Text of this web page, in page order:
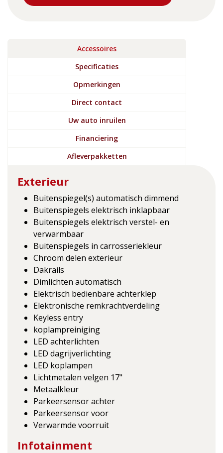
Accessoires
Specificaties
Opmerkingen
Direct contact
Uw auto inruilen
Financiering
Afleverpakketten
Exterieur
Buitenspiegel(s) automatisch dimmend
Buitenspiegels elektrisch inklapbaar
Buitenspiegels elektrisch verstel- en
verwarmbaar
Buitenspiegels in carrosseriekleur
Chroom delen exterieur
Dakrails
Dimlichten automatisch
Elektrisch bedienbare achterklep
Elektronische remkrachtverdeling
Keyless entry
koplampreiniging
LED achterlichten
LED dagrijverlichting
LED koplampen
Lichtmetalen velgen 17"
Metaalkleur
Parkeersensor achter
Parkeersensor voor
Verwarmde voorruit
Infotainment